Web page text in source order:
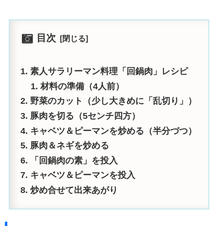
目次
素人サラリーマン料理「回鍋肉」レシピ
材料の準備（4人前）
野菜のカット（少し大きめに「乱切り」）
豚肉を切る（5センチ四方）
キャベツ＆ピーマンを炒める（半分づつ）
豚肉＆ネギを炒める
「回鍋肉の素」を投入
キャベツ＆ピーマンを投入
炒め合せて出来あがり